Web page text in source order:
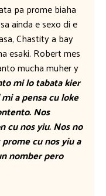
pa prome biaha
ainda e sexo di e
Chastity a bay
esaki. Robert mes
mucha muher y
mi lo tabata kier
a pensa cu loke
Nos
cu nos yiu. Nos no
cu nos yiu a
nomber pero